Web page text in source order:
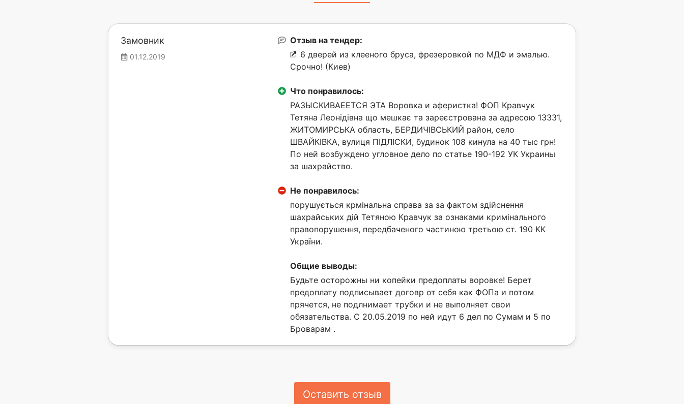
Замовник
01.12.2019
Отзыв на тендер:
6 дверей из клееного бруса, фрезеровкой по МДФ и эмалью.
Срочно! (Киев)
Что понравилось:
РАЗЫСКИВАЕЕТСЯ ЭТА Воровка и аферистка! ФОП Кравчук
Тетяна Леонідівна що мешкає та зареєстрована за адресою 13331,
ЖИТОМИРСЬКА область, БЕРДИЧІВСЬКИЙ район, село
ШВАЙКІВКА, вулиця ПІДЛІСКИ, будинок 108 кинула на 40 тыс грн!
По ней возбуждено угловное дело по статье 190-192 УК Украины
за шахрайство.
Не понравилось:
порушується крмінальна справа за за фактом здійснення
шахрайських дій Тетяною Кравчук за ознаками кримінального
правопорушення, передбаченого частиною третьою ст. 190 КК
України.
Общие выводы:
Будьте осторожны ни копейки предоплаты воровке! Берет
предоплату подписывает договр от себя как ФОПа и потом
прячется, не подлнимает трубки и не выполняет свои
обязательства. С 20.05.2019 по ней идут 6 дел по Сумам и 5 по
Броварам .
Оставить отзыв